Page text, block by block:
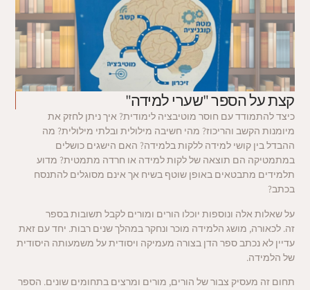
קצת על הספר "שערי למידה"
כיצד להתמודד עם חוסר מוטיבציה לימודית? איך ניתן לחזק את
מיומנות הקשב והריכוז? מהי חשיבה מילולית ובלתי מילולית? מה
ההבדל בין קושי למידה ללקותבלמידה? האם הישגים כושלים
במתמטיקה הם תוצאה של לקות למידה או חרדה מתמטית? מדוע
תלמידים מתבטאים באופן שוטף בשיח אך אינם מסוגליםלהתנסח
בכתב?
על שאלות אלה ונוספות יוכלו הורים ומורים לקבל תשובות בספר
זה.לכאורה, מושג הלמידה מוכר ונחקר במהלך שנים רבות. יחד עם זאת
עדיין לאנכתב ספר הדן בצורה מעמיקה ויסודית על משמעותה היסודית
של הלמידה.
תחום זה מעסיק צבור של הורים, מורים ומרצים בתחומים שונים. הספר